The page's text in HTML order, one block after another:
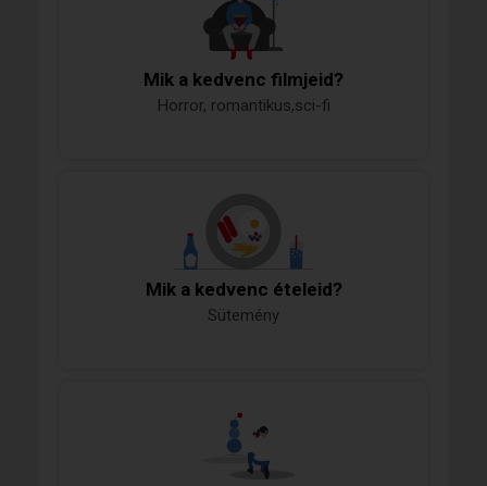
Mik a kedvenc filmjeid?
Horror, romantikus,sci-fi
Mik a kedvenc ételeid?
Sütemény